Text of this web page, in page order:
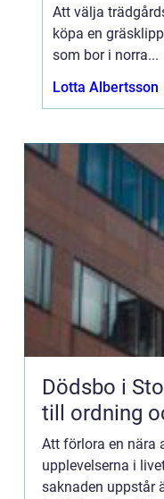
Att välja
köpa en
som bor i norra...
Lotta Albertsson
Dödsbo i
till ordning
Att förlora en nära
upplevelserna i
saknaden uppstår